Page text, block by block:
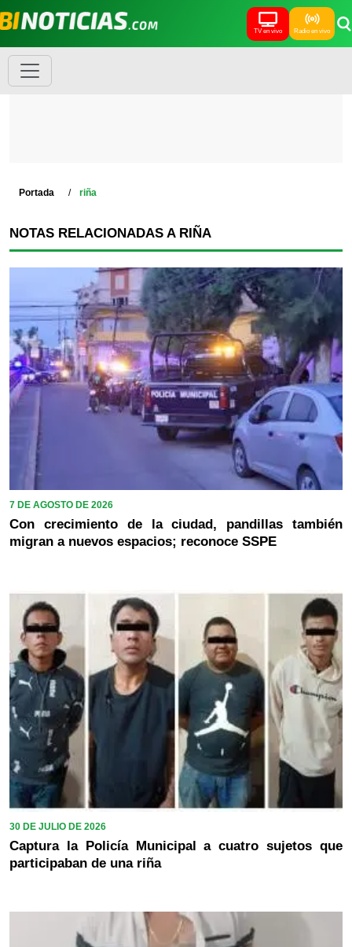
TV en vivo Radio en vivo
Portada riña
NOTAS RELACIONADAS A RIÑA
7 DE AGOSTO DE 2026
Con crecimiento de la ciudad, pandillas también
migran a nuevos espacios; reconoce SSPE
30 DE JULIO DE 2026
Captura la Policía Municipal a cuatro sujetos que
participaban de una riña